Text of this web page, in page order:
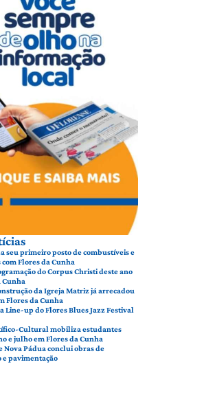
seu primeiro posto de combustíveis e
Flores da Cunha
do Corpus Christi deste ano
Cunha
da Igreja Matriz já arrecadou
Flores da Cunha
Line-up do Flores Blues Jazz Festival
Cultural mobiliza estudantes
e julho em Flores da Cunha
Nova Pádua conclui obras de
pavimentação